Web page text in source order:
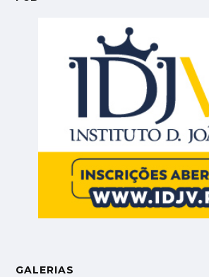
GALERIAS